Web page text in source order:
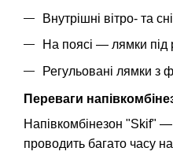
Внутрішні вітро- та
На поясі — лямки під
Регульовані лямки з
Переваги
Напівкомбінезон "Skif"
проводить багато часу